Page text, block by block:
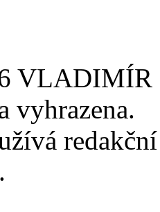
VLADIMÍR
vyhrazena.
.